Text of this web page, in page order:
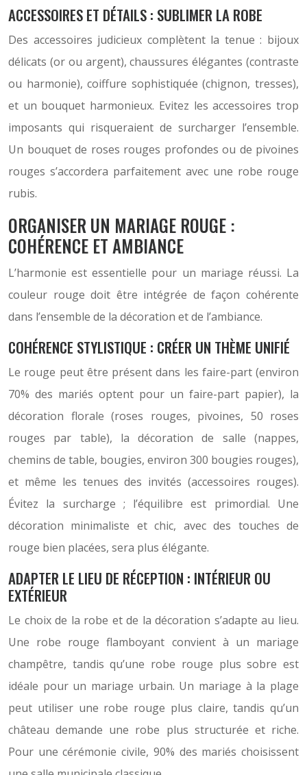
ACCESSOIRES ET DÉTAILS : SUBLIMER LA ROBE
Des accessoires judicieux complètent la tenue : bijoux
délicats (or ou argent), chaussures élégantes (contraste
ou harmonie), coiffure sophistiquée (chignon, tresses),
et un bouquet harmonieux. Evitez les accessoires trop
imposants qui risqueraient de surcharger l’ensemble.
Un bouquet de roses rouges profondes ou de pivoines
rouges s’accordera parfaitement avec une robe rouge
rubis.
ORGANISER UN MARIAGE ROUGE :
COHÉRENCE ET AMBIANCE
L’harmonie est essentielle pour un mariage réussi. La
couleur rouge doit être intégrée de façon cohérente
dans l’ensemble de la décoration et de l’ambiance.
COHÉRENCE STYLISTIQUE : CRÉER UN THÈME UNIFIÉ
Le rouge peut être présent dans les faire-part (environ
70% des mariés optent pour un faire-part papier), la
décoration florale (roses rouges, pivoines, 50 roses
rouges par table), la décoration de salle (nappes,
chemins de table, bougies, environ 300 bougies rouges),
et même les tenues des invités (accessoires rouges).
Évitez la surcharge ; l’équilibre est primordial. Une
décoration minimaliste et chic, avec des touches de
rouge bien placées, sera plus élégante.
ADAPTER LE LIEU DE RÉCEPTION : INTÉRIEUR OU
EXTÉRIEUR
Le choix de la robe et de la décoration s’adapte au lieu.
Une robe rouge flamboyant convient à un mariage
champêtre, tandis qu’une robe rouge plus sobre est
idéale pour un mariage urbain. Un mariage à la plage
peut utiliser une robe rouge plus claire, tandis qu’un
château demande une robe plus structurée et riche.
Pour une cérémonie civile, 90% des mariés choisissent